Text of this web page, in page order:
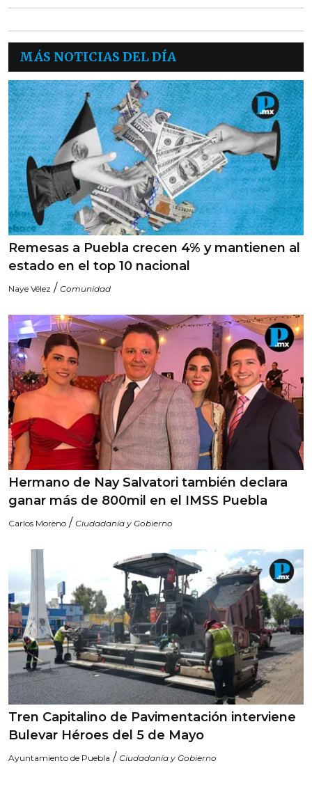
MÁS NOTICIAS DEL DÍA
Remesas a Puebla crecen 4% y mantienen al
estado en el top 10 nacional
Naye Vélez / Comunidad
Hermano de Nay Salvatori también declara
ganar más de 800mil en el IMSS Puebla
Carlos Moreno / Ciudadanía y Gobierno
Tren Capitalino de Pavimentación interviene
Bulevar Héroes del 5 de Mayo
Ayuntamiento de Puebla / Ciudadanía y Gobierno